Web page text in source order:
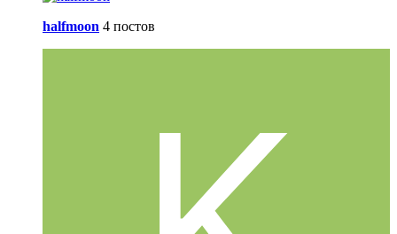
halfmoon 4 постов